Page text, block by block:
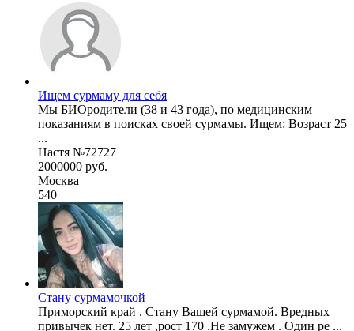
Ищем сурмаму для себя
Мы БИОродители (38 и 43 года), по медицинским
показаниям в поисках своей сурмамы. Ищем: Возраст 25
...
Настя №72727
2000000 руб.
Москва
540
Стану сурмамочкой
Приморский край . Стану Вашей сурмамой. Вредных
привычек нет. 25 лет ,рост 170 .Не замужем . Один ре ...